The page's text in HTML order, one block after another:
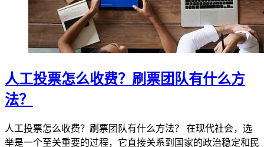
人工投票怎么收费？刷票团队有什么方
法？
人工投票怎么收费？刷票团队有什么方法？ 在现代社会，选
举是一个至关重要的过程，它直接关系到国家的政治稳定和民